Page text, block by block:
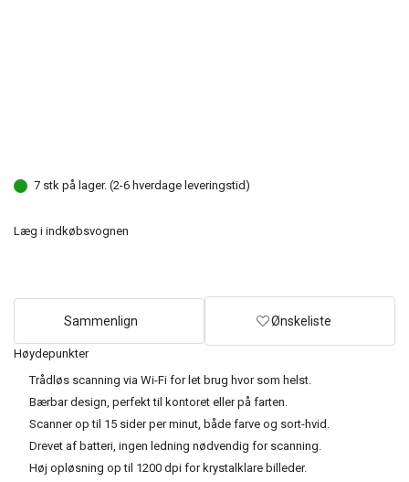
Høydepunkter
Trådløs scanning via Wi-Fi for let brug hvor som helst.
Bærbar design, perfekt til kontoret eller på farten.
Scanner op til 15 sider per minut, både farve og sort-hvid.
Drevet af batteri, ingen ledning nødvendig for scanning.
Høj opløsning op til 1200 dpi for krystalklare billeder.
7 stk på lager. (2-6 hverdage leveringstid)
Læg i indkøbsvognen
Sammenlign Ønskeliste